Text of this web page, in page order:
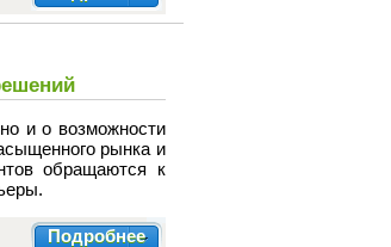
и о возможности
рынка и
обращаются к
Подробнее